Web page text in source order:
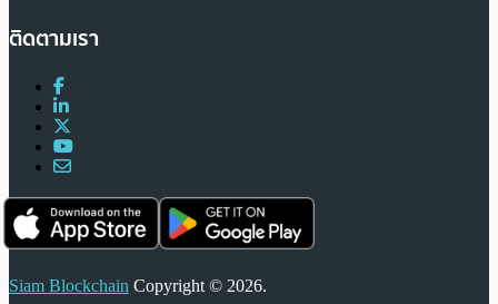
ติดตามเรา
Siam Blockchain Copyright © 2026.